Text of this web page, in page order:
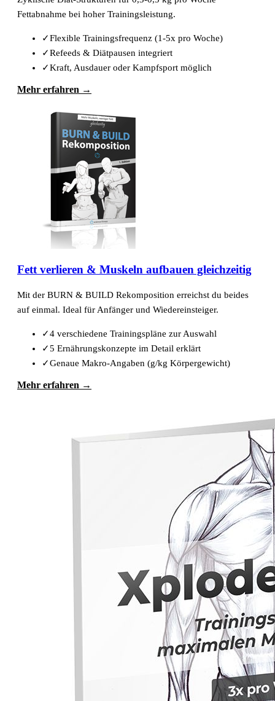
Fettabnahme bei hoher Trainingsleistung.
✓Flexible Trainingsfrequenz (1-5x pro Woche)
✓Refeeds & Diätpausen integriert
✓Kraft, Ausdauer oder Kampfsport möglich
Mehr erfahren →
Fett verlieren & Muskeln aufbauen gleichzeitig
Mit der BURN & BUILD Rekomposition erreichst du beides
auf einmal. Ideal für Anfänger und Wiedereinsteiger.
✓4 verschiedene Trainingspläne zur Auswahl
✓5 Ernährungskonzepte im Detail erklärt
✓Genaue Makro-Angaben (g/kg Körpergewicht)
Mehr erfahren →